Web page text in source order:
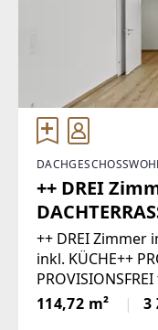
++ DREI
++ DREI Zimmer
inkl. KÜCHE++
ebenfalls eine
114,72 m² 3